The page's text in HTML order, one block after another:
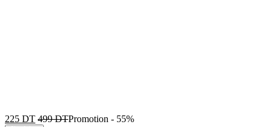
225 DT 499DTPromotion - 55%